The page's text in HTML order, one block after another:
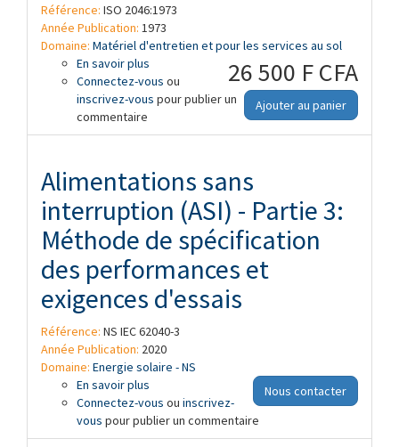
Référence: ISO 2046:1973
Année Publication: 1973
Domaine: Matériel d'entretien et pour les services au sol
26 500 F CFA
Ajouter au panier
En savoir plus à propos de Alimentation en oxygène
respirable pour aéronefs
Connectez-vous ou
inscrivez-vous pour publier un
commentaire
Alimentations sans
interruption (ASI) - Partie 3:
Méthode de spécification
des performances et
exigences d'essais
Référence: NS IEC 62040-3
Année Publication: 2020
Domaine: Energie solaire - NS
Nous contacter
En savoir plus à propos de Alimentations sans
interruption (ASI) - Partie 3: Méthode de
spécification des performances et
exigences d'essais
Connectez-vous ou inscrivez-
vous pour publier un commentaire